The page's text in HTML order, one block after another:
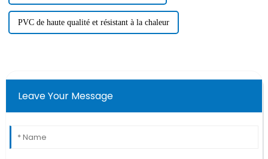
PVC de haute qualité et résistant à la chaleur
Leave Your Message